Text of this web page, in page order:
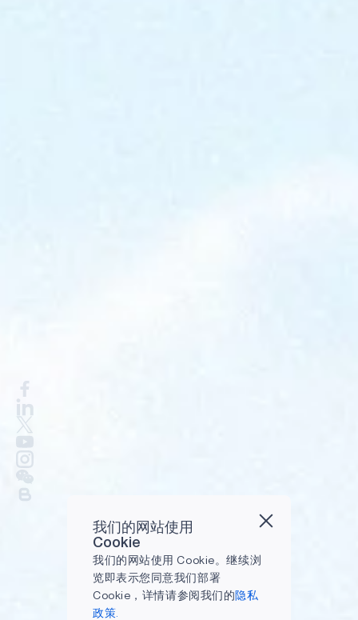
我们的网站使用
Cookie
我们的网站使用 Cookie。继续浏
览即表示您同意我们部署
Cookie，详情请参阅我们的隐私
政策.